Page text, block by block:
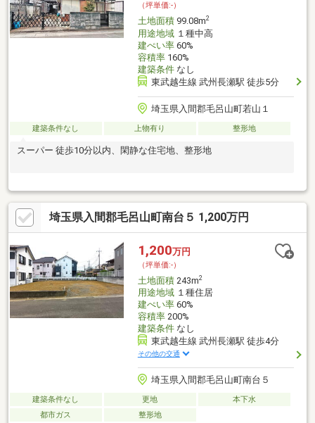
（坪単価:-）
土地面積99.08m2
用途地域１種中高
建ぺい率60%
容積率160%
建築条件なし
東武越生線 武州長瀬駅 徒歩5分
埼玉県入間郡毛呂山町若山１
建築条件なし 上物有り 整形地
スーパー 徒歩10分以内、閑静な住宅地、整形地
埼玉県入間郡毛呂山町南台５ 1,200万円
1,200万円
（坪単価:-）
土地面積243m2
用途地域１種住居
建ぺい率60%
容積率200%
建築条件なし
東武越生線 武州長瀬駅 徒歩4分
その他の交通
埼玉県入間郡毛呂山町南台５
建築条件なし 更地
本下水
都市ガス
整形地